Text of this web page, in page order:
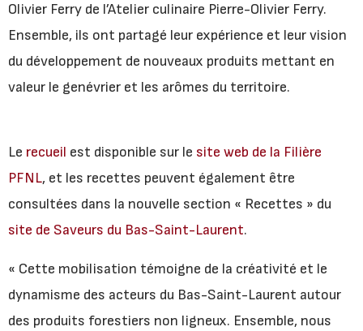
Olivier Ferry de l’Atelier culinaire Pierre-Olivier Ferry.
Ensemble, ils ont partagé leur expérience et leur vision
du développement de nouveaux produits mettant en
valeur le genévrier et les arômes du territoire.
Le recueil est disponible sur le site web de la Filière
PFNL, et les recettes peuvent également être
consultées dans la nouvelle section « Recettes » du
site de Saveurs du Bas-Saint-Laurent.
« Cette mobilisation témoigne de la créativité et le
dynamisme des acteurs du Bas-Saint-Laurent autour
des produits forestiers non ligneux. Ensemble, nous